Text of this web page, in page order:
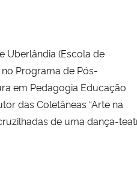
Uberlândia (Escola de
Programa de Pós-
em Pedagogia Educação
das Coletâneas “Arte na
de uma dança-